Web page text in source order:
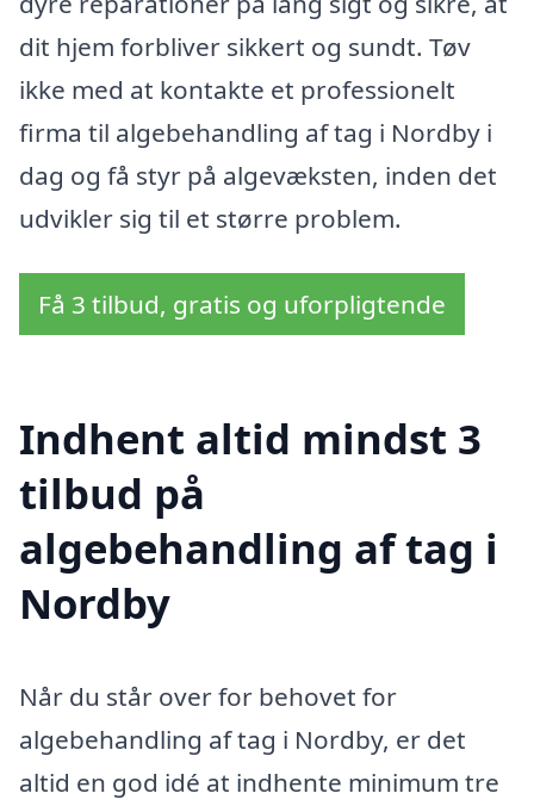
dit hjem forbliver sikkert og sundt. Tøv
ikke med at kontakte et professionelt
firma til algebehandling af tag i Nordby i
dag og få styr på algevæksten, inden det
udvikler sig til et større problem.
Få 3 tilbud, gratis og uforpligtende
Indhent altid mindst 3
tilbud på
algebehandling af tag i
Nordby
Når du står over for behovet for
algebehandling af tag i Nordby, er det
altid en god idé at indhente minimum tre